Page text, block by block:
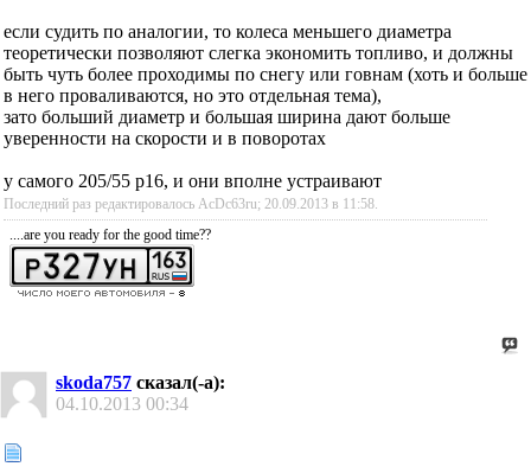
если судить по аналогии, то колеса меньшего диаметра
теоретически позволяют слегка экономить топливо, и должны
быть чуть более проходимы по снегу или говнам (хоть и больше
в него проваливаются, но это отдельная тема),
зато больший диаметр и большая ширина дают больше
уверенности на скорости и в поворотах
у самого 205/55 р16, и они вполне устраивают
Последний раз редактировалось AcDc63ru; 20.09.2013 в 11:58.
....are you ready for the good time??
skoda757 сказал(-а):
04.10.2013 00:34